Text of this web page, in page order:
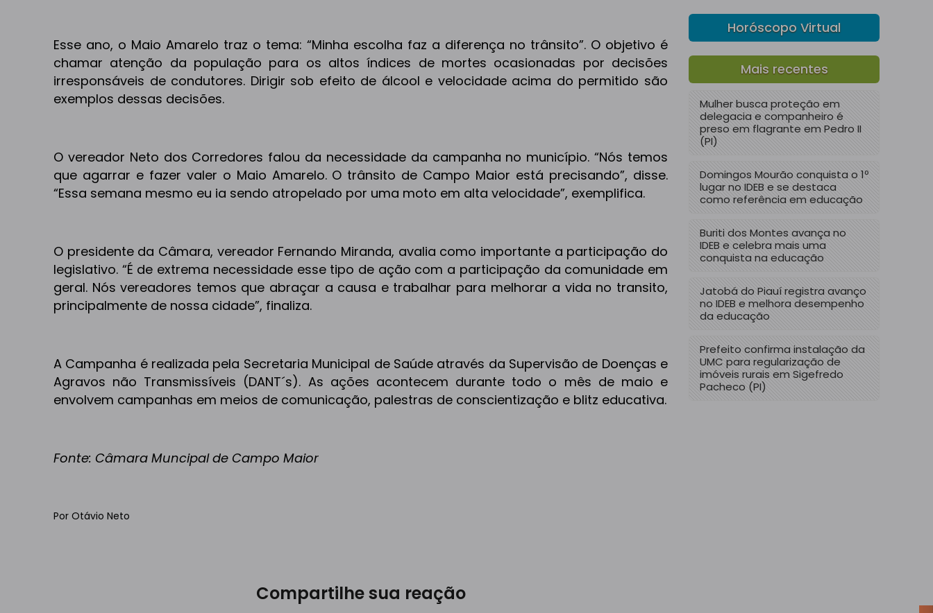
Esse ano, o Maio Amarelo traz o tema: “Minha escolha faz a diferença no trânsito”. O objetivo é
chamar atenção da população para os altos índices de mortes ocasionadas por decisões
irresponsáveis de condutores. Dirigir sob efeito de álcool e velocidade acima do permitido são
exemplos dessas decisões.
O vereador Neto dos Corredores falou da necessidade da campanha no município. “Nós temos
que agarrar e fazer valer o Maio Amarelo. O trânsito de Campo Maior está precisando”, disse.
“Essa semana mesmo eu ia sendo atropelado por uma moto em alta velocidade”, exemplifica.
O presidente da Câmara, vereador Fernando Miranda, avalia como importante a participação do
legislativo. “É de extrema necessidade esse tipo de ação com a participação da comunidade em
geral. Nós vereadores temos que abraçar a causa e trabalhar para melhorar a vida no transito,
principalmente de nossa cidade”, finaliza.
A Campanha é realizada pela Secretaria Municipal de Saúde através da Supervisão de Doenças e
Agravos não Transmissíveis (DANT´s). As ações acontecem durante todo o mês de maio e
envolvem campanhas em meios de comunicação, palestras de conscientização e blitz educativa.
Fonte: Câmara Muncipal de Campo Maior
Por Otávio Neto
Compartilhe sua reação
Horóscopo Virtual
Mais recentes
Mulher busca proteção em
delegacia e companheiro é
preso em flagrante em Pedro II
(PI)
Domingos Mourão conquista o 1º
lugar no IDEB e se destaca
como referência em educação
Buriti dos Montes avança no
IDEB e celebra mais uma
conquista na educação
Jatobá do Piauí registra avanço
no IDEB e melhora desempenho
da educação
Prefeito confirma instalação da
UMC para regularização de
imóveis rurais em Sigefredo
Pacheco (PI)